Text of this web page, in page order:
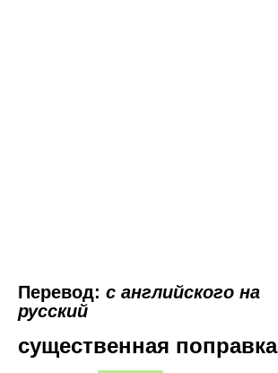
Перевод: с английского на
русский
существенная поправка